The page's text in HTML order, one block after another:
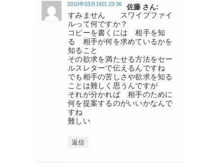
佐藤 さん:
2010年03月19日 23:36
すみません スワイプファイ
ルって何ですか？
コピーを書くには 相手を知
る 相手が何を求めているかを
知ること
その欲求を満たせる方法をセー
ルスレターで伝えるんですね
でも相手の苦しさや欲求を知る
ことは難しく思うんですが
それが分かれば 相手のために
何を提案するのがいいかなんで
すね
難しい
返信